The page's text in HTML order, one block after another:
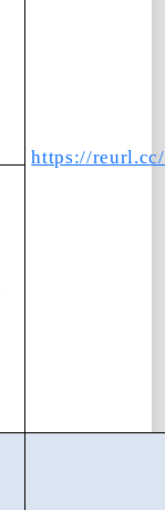
https://